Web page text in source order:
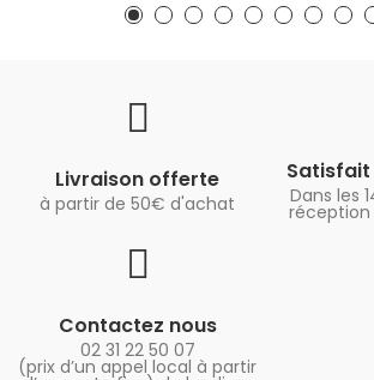
Livraison offerte
à partir de 50€ d'achat Dans les
Contactez nous
02 31 22 50 07
(prix d’un appel local à partir